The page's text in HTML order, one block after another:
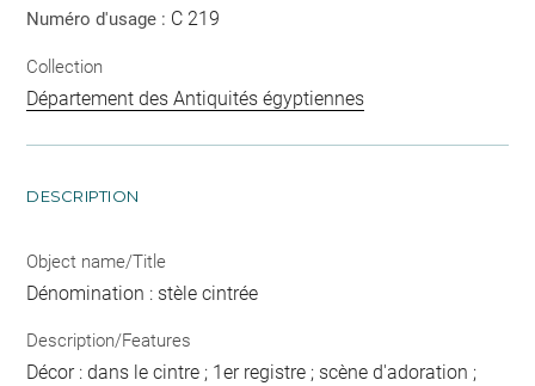
Numéro d'usage : C 219
Collection
Département des Antiquités égyptiennes
DESCRIPTION
Object name/Title
Dénomination : stèle cintrée
Description/Features
Décor : dans le cintre ; 1er registre ; scène d'adoration ;